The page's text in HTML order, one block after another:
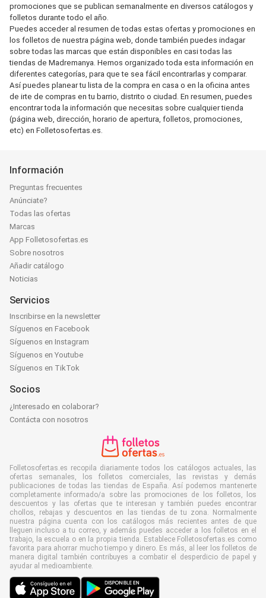
promociones que se publican semanalmente en diversos catálogos y
folletos durante todo el año.
Puedes acceder al resumen de todas estas ofertas y promociones en
los folletos de nuestra página web, donde también puedes indagar
sobre todas las marcas que están disponibles en casi todas las
tiendas de Madremanya. Hemos organizado toda esta información en
diferentes categorías, para que te sea fácil encontrarlas y comparar.
Así puedes planear tu lista de la compra en casa o en la oficina antes
de irte de compras en tu barrio, distrito o ciudad. En resumen, puedes
encontrar toda la información que necesitas sobre cualquier tienda
(página web, dirección, horario de apertura, folletos, promociones,
etc) en Folletosofertas.es.
Información
Preguntas frecuentes
Anúnciate?
Todas las ofertas
Marcas
App Folletosofertas.es
Sobre nosotros
Añadir catálogo
Noticias
Servicios
Inscribirse en la newsletter
Síguenos en Facebook
Síguenos en Instagram
Síguenos en Youtube
Síguenos en TikTok
Socios
¿Interesado en colaborar?
Contácta con nosotros
Folletosofertas.es recopila diariamente todos los catálogos actuales, las
ofertas semanales, los folletos comerciales, las revistas y demás
publicaciones de todas las tiendas de España. Así podemos mantenerte
completamente informado/a sobre las promociones de los folletos, los
descuentos y las ofertas que te interesan y también puedes encontrar
chollos, rebajas y descuentos en las tiendas de tu zona. Normalmente
nuestra página cuenta con los catálogos más recientes antes de que
lleguen incluso a tu correo, y además puedes acceder a los folletos en el
trabajo, la escuela o en la propia tienda. Establece Folletosofertas.es como
favorita para ahorrar mucho tiempo y dinero. Es más, al leer los folletos de
manera digital también contribuyes a combatir el desperdicio de papel y
ayudar al medioambiente.